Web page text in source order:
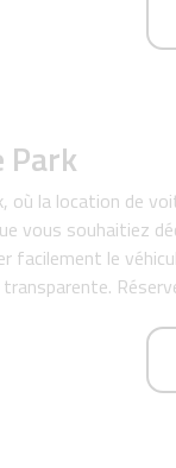
Park
où la location de
vous souhaitiez
facilement le